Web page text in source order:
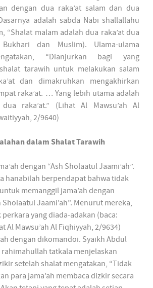
dengan dua raka’at salam dan dua
adalah sabda Nabi shallallahu
“Shalat malam adalah dua raka’at dua
Bukhari dan Muslim). Ulama-ulama
“Dianjurkan bagi yang
tarawih untuk melakukan salam
dan dimakruhkan mengakhirkan
raka’at. … Yang lebih utama adalah
raka’at.” (Lihat Al Mawsu’ah Al
2/9640)
dalam Shalat Tarawih
dengan “Ash Sholaatul Jaami’ah”.
hanabilah berpendapat bahwa tidak
memanggil jama’ah dengan
Sholaatul Jaami’ah”. Menurut mereka,
yang diada-adakan (baca:
Al Mawsu’ah Al Fiqhiyyah, 2/9634)
dengan dikomandoi. Syaikh Abdul
rahimahullah tatkala menjelaskan
setelah shalat mengatakan, “Tidak
para jama’ah membaca dizkir secara